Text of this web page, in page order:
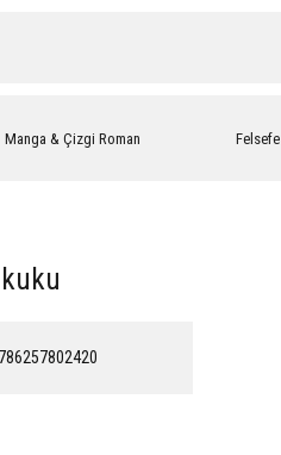
Manga & Çizgi Roman Felsefe